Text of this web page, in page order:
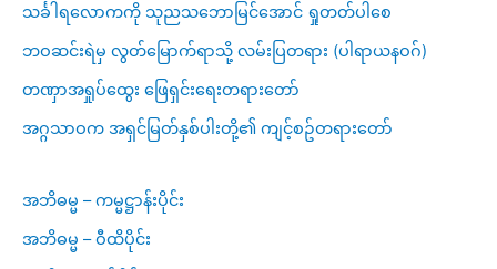
သင်္ခါရလောကကို သုညသဘောမြင်အောင် ရှုတတ်ပါစေ
ဘဝဆင်းရဲမှ လွတ်မြောက်ရာသို့ လမ်းပြတရား (ပါရာယနဝဂ်)
တဏှာအရှုပ်ထွေး ဖြေရှင်းရေးတရားတော်
အဂ္ဂသာဝက အရှင်မြတ်နှစ်ပါးတို့၏ ကျင့်စဥ်တရားတော်
အဘိဓမ္မ – ကမ္မဋ္ဌာန်းပိုင်း
အဘိဓမ္မ – ဝီထိပိုင်း